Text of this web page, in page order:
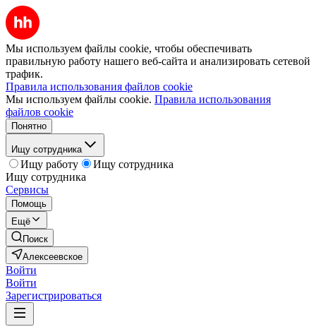
Мы используем файлы cookie, чтобы обеспечивать
правильную работу нашего веб-сайта и анализировать сетевой
трафик.
Правила использования файлов cookie
Мы используем файлы cookie. Правила использования
файлов cookie
Понятно
Ищу сотрудника
Ищу работу
Ищу сотрудника
Ищу сотрудника
Сервисы
Помощь
Ещё
Поиск
Алексеевское
Войти
Войти
Зарегистрироваться